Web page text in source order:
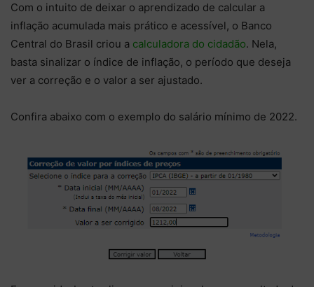
Com o intuito de deixar o aprendizado de calcular a
inflação acumulada mais prático e acessível, o Banco
Central do Brasil criou a calculadora do cidadão. Nela,
basta sinalizar o índice de inflação, o período que deseja
ver a correção e o valor a ser ajustado.
Confira abaixo com o exemplo do salário mínimo de 2022.